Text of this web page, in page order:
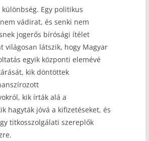
Egy politikus
vádirat, és senki nem
jogerős bírósági ítélet
világosan látszik, hogy Magyar
egyik központi elemévé
kik döntöttek
kik írták alá a
hagyták jóvá a kifizetéseket, és
titkosszolgálati szereplők